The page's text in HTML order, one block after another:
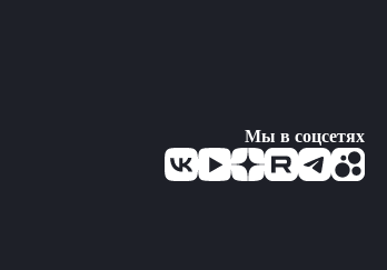
Мы в соцсетях